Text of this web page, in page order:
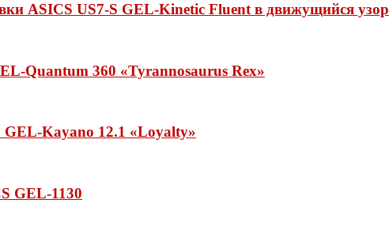
ASICS US7-S GEL-Kinetic Fluent в движущийся узор
Quantum 360 «Tyrannosaurus Rex»
Kayano 12.1 «Loyalty»
GEL-1130